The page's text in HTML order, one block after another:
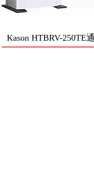
Kason HTBRV-250TE